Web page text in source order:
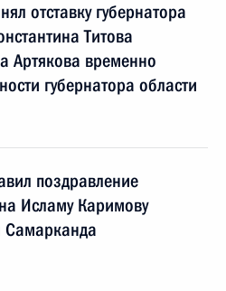
отставку губернатора
Титова
Артякова временно
губернатора области
поздравление
Исламу Каримову
Самарканда